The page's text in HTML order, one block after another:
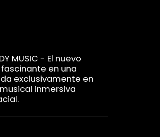
MUSIC - El nuevo
en una
exclusivamente en
inmersiva